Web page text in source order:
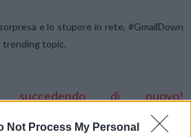
Not Process My Personal
e lo stupore in rete, #GmailDown
trending topic.
succedendo di nuovo!